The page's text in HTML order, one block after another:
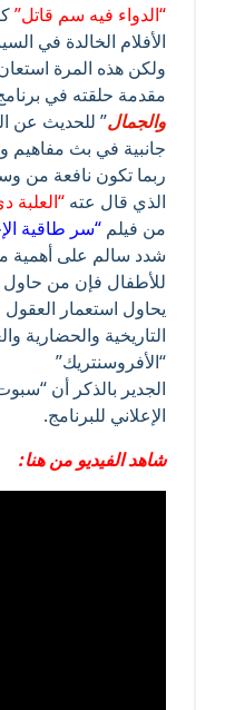
“الدواء فيه سم قاتل”
الأفلام الخالدة في
ولكن هذه المرة
مقدمة حلقته في برنامج
والجمال” للحديث عن
جانبية في بث مفاهيم
ربما تكون نافعة من
الذي قال عته“العلبة
من فيلم“سر طاقية
شدد سالم على أهمية
للأطفال فإن من حاول
يحاول استعمار العقول
التاريخية والحضارية
“الأفروسنتريك”
الجدير بالذكر أن
الإعلاني للبرنامج.
شاهد الفيديو من هنا: